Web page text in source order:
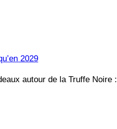
2029
autour de la Truffe Noire :